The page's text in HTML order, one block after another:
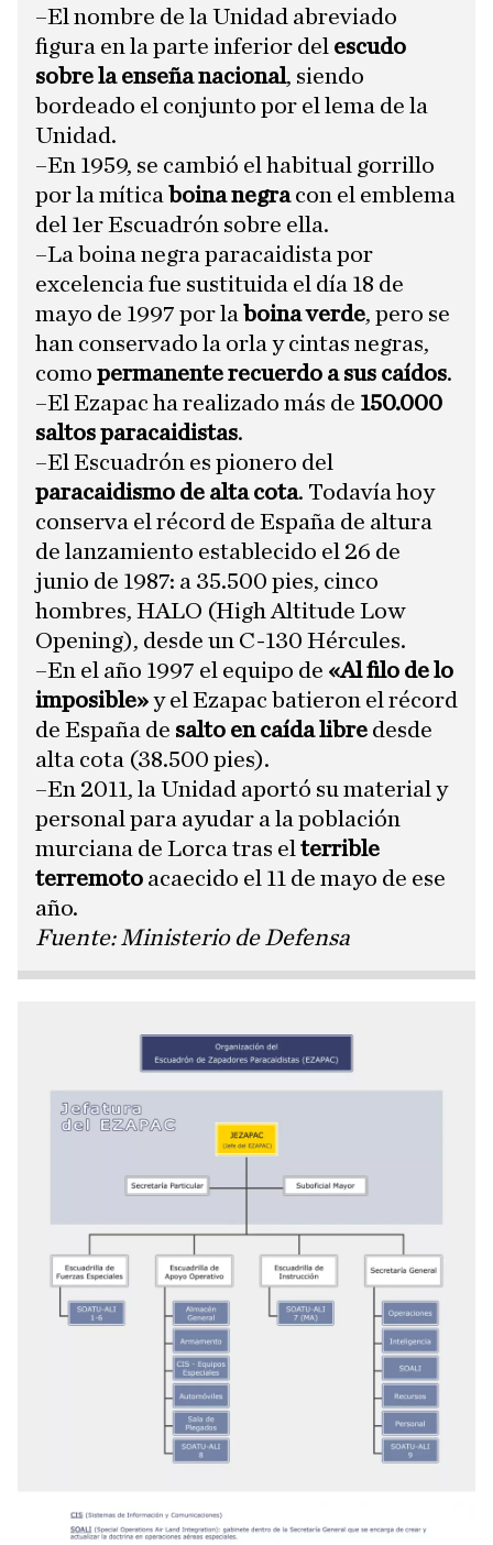
–El nombre de la Unidad abreviado
figura en la parte inferior del escudo
sobre la enseña nacional, siendo
bordeado el conjunto por el lema de la
Unidad.
–En 1959, se cambió el habitual gorrillo
por la mítica boina negracon el emblema
del 1er Escuadrón sobre ella.
–La boina negra paracaidista por
excelencia fue sustituida el día 18 de
mayo de 1997 por la boina verde, pero se
han conservado la orla y cintas negras,
como permanente recuerdo a sus caídos.
–El Ezapac ha realizado más de 150.000
saltos paracaidistas.
–El Escuadrón es pionero del
paracaidismo de alta cota. Todavía hoy
conserva el récord de España de altura
de lanzamiento establecido el 26 de
junio de 1987: a 35.500 pies, cinco
hombres, HALO (High Altitude Low
Opening), desde un C-130 Hércules.
–En el año 1997 el equipo de «Al filo de lo
imposible»y el Ezapac batieron el récord
de España de salto en caída libre desde
alta cota (38.500 pies).
–En 2011, la Unidad aportó su material y
personal para ayudar a la población
murciana de Lorca tras el terrible
terremoto acaecido el 11 de mayo de ese
año.
​Fuente: Ministerio de Defensa